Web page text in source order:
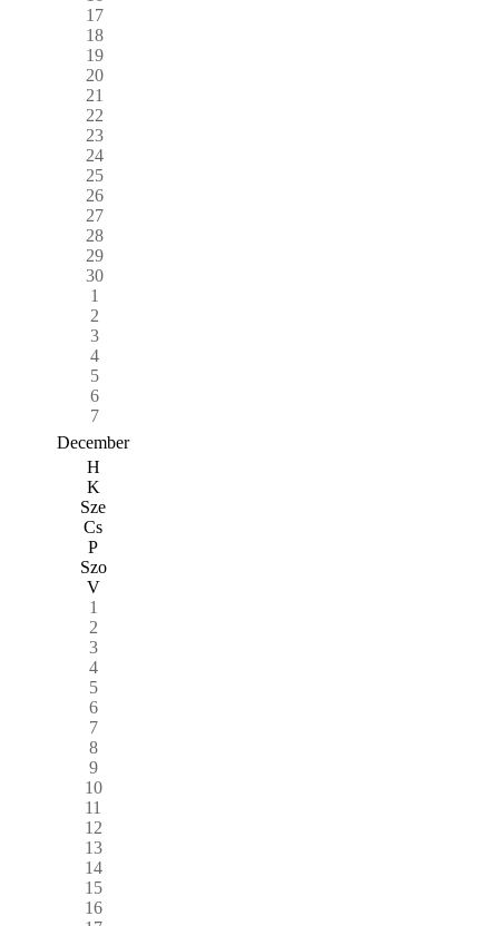
17
18
19
20
21
22
23
24
25
26
27
28
29
30
1
2
3
4
5
6
7
December
H
K
Sze
Cs
P
Szo
V
1
2
3
4
5
6
7
8
9
10
11
12
13
14
15
16